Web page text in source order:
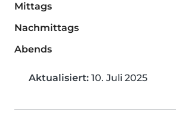
Mittags
Nachmittags
Abends
Aktualisiert: 10. Juli 2025